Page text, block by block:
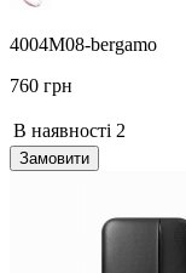
4004M08-bergamo
760 грн
В наявності 2
Замовити